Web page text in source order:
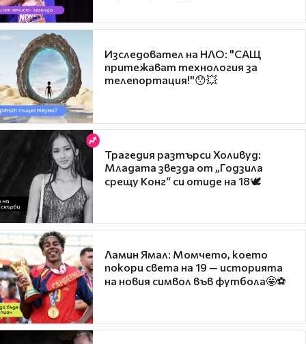
Изследовател на НЛО: "САЩ
притежават технология за
телепортация!"😯💥
Трагедия разтърси Холивуд:
Младата звезда от „Годзила
срещу Конг“ си отиде на 18🕊️
Ламин Ямал: Момчето, което
покори света на 19 — историята
на новия символ във футбола🤩⚽